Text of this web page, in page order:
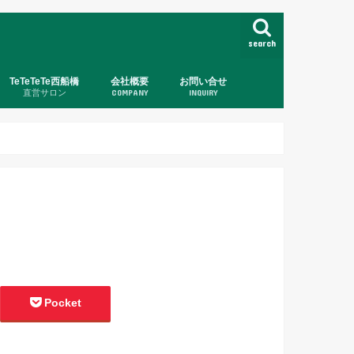
search
TeTeTeTe西船橋
直営サロン
会社概要
COMPANY
お問い合せ
INQUIRY
Pocket